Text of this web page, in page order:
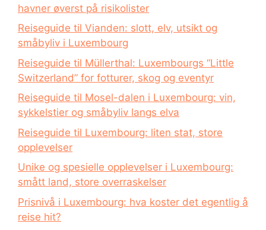
havner øverst på risikolister
Reiseguide til Vianden: slott, elv, utsikt og
småbyliv i Luxembourg
Reiseguide til Müllerthal: Luxembourgs “Little
Switzerland” for fotturer, skog og eventyr
Reiseguide til Mosel-dalen i Luxembourg: vin,
sykkelstier og småbyliv langs elva
Reiseguide til Luxembourg: liten stat, store
opplevelser
Unike og spesielle opplevelser i Luxembourg:
smått land, store overraskelser
Prisnivå i Luxembourg: hva koster det egentlig å
reise hit?